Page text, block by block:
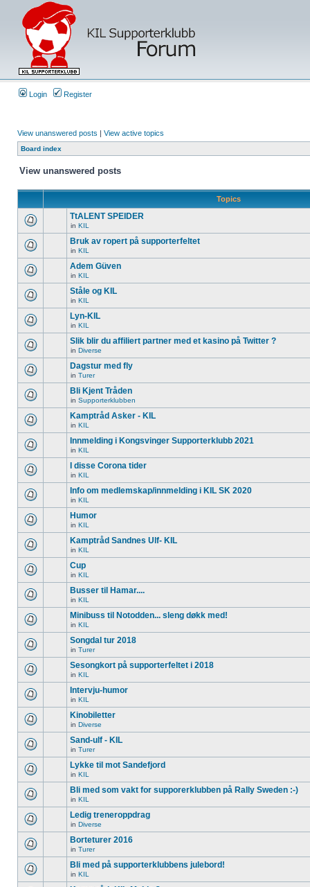
Login Register
View unanswered posts | View active topics
Board index
View unanswered posts
Topics
TtALENT SPEIDER
in KIL
Bruk av ropert på supporterfeltet
in KIL
Adem Güven
in KIL
Ståle og KIL
in KIL
Lyn-KIL
in KIL
Slik blir du affiliert partner med et kasino på Twitter ?
in Diverse
Dagstur med fly
in Turer
Bli Kjent Tråden
in Supporterklubben
Kamptråd Asker - KIL
in KIL
Innmelding i Kongsvinger Supporterklubb 2021
in KIL
I disse Corona tider
in KIL
Info om medlemskap/innmelding i KIL SK 2020
in KIL
Humor
in KIL
Kamptråd Sandnes Ulf- KIL
in KIL
Cup
in KIL
Busser til Hamar....
in KIL
Minibuss til Notodden... sleng døkk med!
in KIL
Songdal tur 2018
in Turer
Sesongkort på supporterfeltet i 2018
in KIL
Intervju-humor
in KIL
Kinobiletter
in Diverse
Sand-ulf - KIL
in Turer
Lykke til mot Sandefjord
in KIL
Bli med som vakt for supporerklubben på Rally Sweden :-)
in KIL
Ledig treneroppdrag
in Diverse
Borteturer 2016
in Turer
Bli med på supporterklubbens julebord!
in KIL